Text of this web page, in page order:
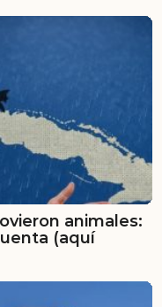
animales:
(aquí